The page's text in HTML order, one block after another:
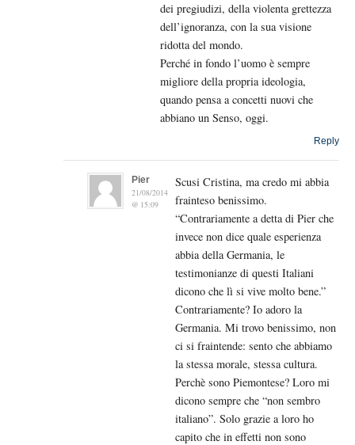
dei pregiudizi, della violenta grettezza
dell’ignoranza, con la sua visione
ridotta del mondo.
Perché in fondo l’uomo è sempre
migliore della propria ideologia,
quando pensa a concetti nuovi che
abbiano un Senso, oggi.
Reply
Pier
21/08/2014
@ 15:09
Scusi Cristina, ma credo mi abbia
frainteso benissimo.
“Contrariamente a detta di Pier che
invece non dice quale esperienza
abbia della Germania, le
testimonianze di questi Italiani
dicono che lì si vive molto bene.”
Contrariamente? Io adoro la
Germania. Mi trovo benissimo, non
ci si fraintende: sento che abbiamo
la stessa morale, stessa cultura.
Perchè sono Piemontese? Loro mi
dicono sempre che “non sembro
italiano”. Solo grazie a loro ho
capito che in effetti non sono